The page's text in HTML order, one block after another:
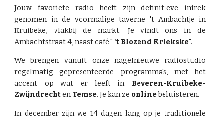
Jouw favoriete radio heeft zijn definitieve intrek
genomen in de voormalige taverne 't Ambachtje in
Kruibeke, vlakbij de markt. Je vindt ons in de
Ambachtstraat 4, naast café " 't Blozend Kriekske".
We brengen vanuit onze nagelnieuwe radiostudio
regelmatig gepresenteerde programma's, met het
accent op wat er leeft in Beveren-Kruibeke-
Zwijndrechten Temse. Je kan ze onlinebeluisteren.
In december zijn we 14 dagen lang op je traditionele